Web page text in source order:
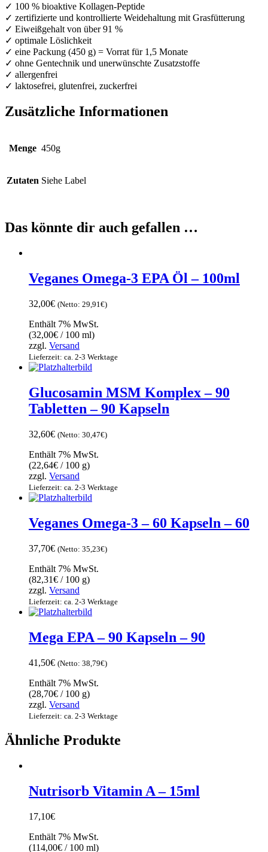
✓ 100 % bioaktive Kollagen-Peptide
✓ zertifizierte und kontrollierte Weidehaltung mit Grasfütterung
✓ Eiweißgehalt von über 91 %
✓ optimale Löslichkeit
✓ eine Packung (450 g) = Vorrat für 1,5 Monate
✓ ohne Gentechnik und unerwünschte Zusatzstoffe
✓ allergenfrei
✓ laktosefrei, glutenfrei, zuckerfrei
Zusätzliche Informationen
Menge 450g
Zutaten Siehe Label
Das könnte dir auch gefallen …
Veganes Omega-3 EPA Öl – 100ml
32,00€ (Netto: 29,91€)
Enthält 7% MwSt.
(32,00€ / 100 ml)
zzgl. Versand
Lieferzeit: ca. 2-3 Werktage
Glucosamin MSM Komplex – 90
Tabletten – 90 Kapseln
32,60€ (Netto: 30,47€)
Enthält 7% MwSt.
(22,64€ / 100 g)
zzgl. Versand
Lieferzeit: ca. 2-3 Werktage
Veganes Omega-3 – 60 Kapseln – 60
37,70€ (Netto: 35,23€)
Enthält 7% MwSt.
(82,31€ / 100 g)
zzgl. Versand
Lieferzeit: ca. 2-3 Werktage
Mega EPA – 90 Kapseln – 90
41,50€ (Netto: 38,79€)
Enthält 7% MwSt.
(28,70€ / 100 g)
zzgl. Versand
Lieferzeit: ca. 2-3 Werktage
Ähnliche Produkte
Nutrisorb Vitamin A – 15ml
17,10€
Enthält 7% MwSt.
(114,00€ / 100 ml)